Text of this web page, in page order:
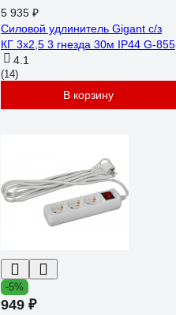
5 935 ₽
Силовой удлинитель Gigant с/з
КГ 3x2,5 3 гнезда 30м IP44 G-855
4.1
(14)
В корзину
-5%
949 ₽